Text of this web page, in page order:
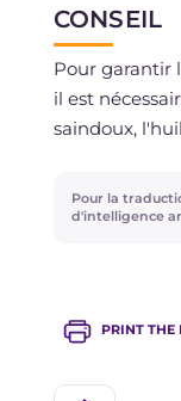
CONSEIL
Pour garantir
il est
saindoux,
Pour la
d'intelligence
PRINT THE